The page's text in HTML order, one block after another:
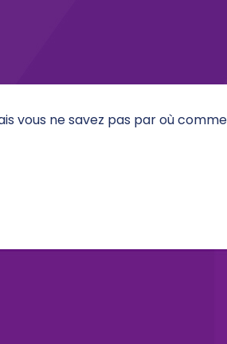
vous ne savez pas par où